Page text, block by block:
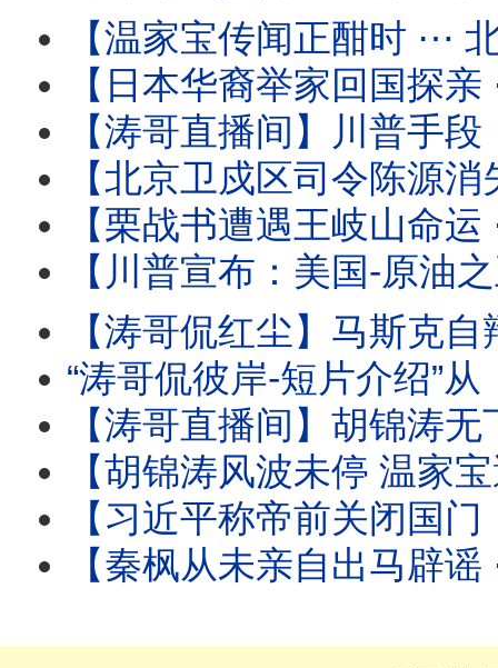
【温家宝传闻正酣时 ⋯ 北戴河会议开始！】与将军
【日本华裔举家回国探亲 ⋯ 离境登机时被抓！】信不
【涛哥直播间】川普手段：再次撤回对伊朗
【北京卫戍区司令陈源消失 ⋯ 胡温传闻骤起！】受命于蔡奇 保护习
【栗战书遭遇王岐山命运 ⋯ 习近平曾庆红联手：称帝必
【川普宣布：美国-原油之王 】炸烂对手与停火等待
【涛哥侃红尘】马斯克自辩：心无怨恨 伤
“涛哥侃彼岸-短片介绍”从《本能》翘腿女神到1%生死危
【涛哥直播间】胡锦涛无下文 ⋯ 习近平钓鱼可能有多大？
【胡锦涛风波未停 温家宝遭满门抄斩！】习近平联手曾庆
【习近平称帝前关闭国门：进出境新规！】中共国
【秦枫从未亲自出马辟谣 ⋯ 辟谣论皆假借他人之手！ 】更传秦枫帐号被